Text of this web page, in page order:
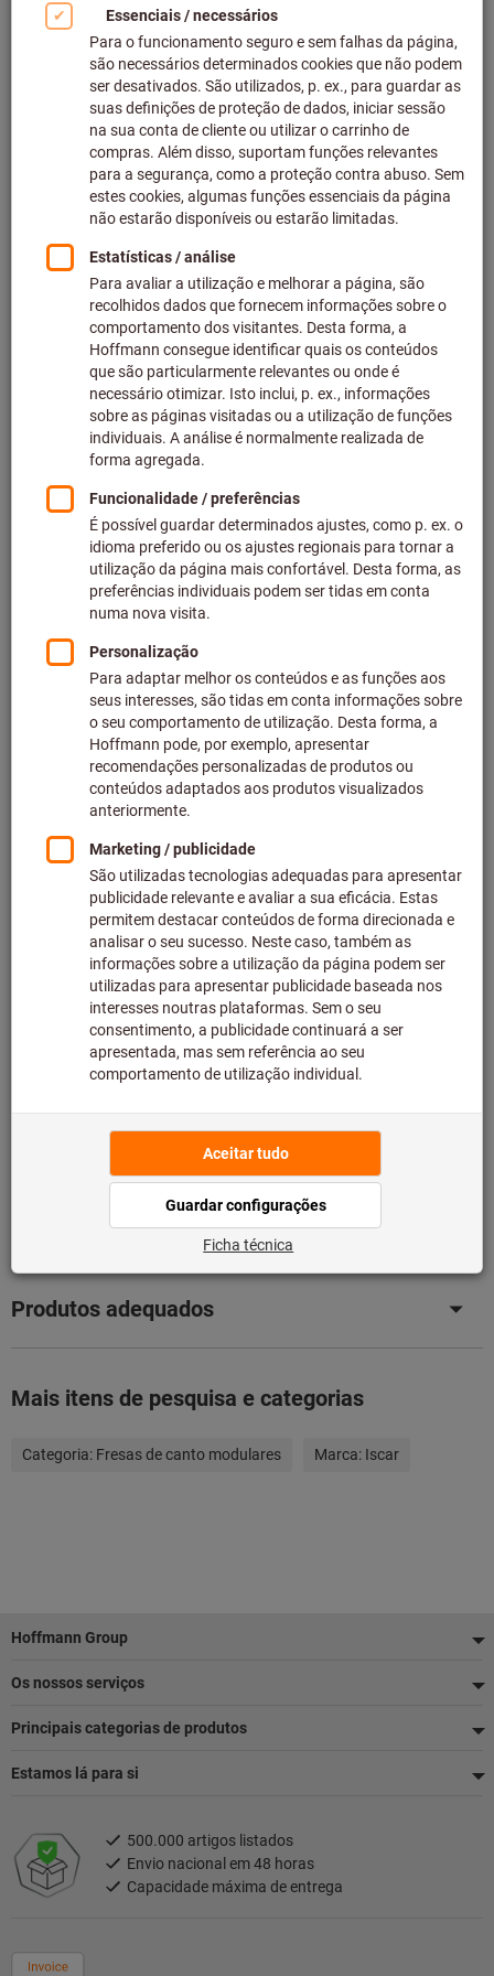
Clicar para aumentar imagem
Preço por 1 Peça
mais IVA à taxa atualPreços mais custos de entrega
Preços individuais para clientes empresariais após
sessão.
Quantidade
Prazo de entrega aprox.: 6-8 semanas
Tenha em atenção o prazo de entrega e recomendação:
Efetuamos o pedido deste artigo diretamente ao
fabricante, uma vez que não faz parte da nossa gama
principal e, como tal, não temos em stock.
Adicionar à lista de desejos Partilhar artigo
Detalhes dos produtos
Produtos adequados
Mais itens de pesquisa e categorias
Categoria: Fresas de canto modulares Marca: Iscar
Rodapé
Hoffmann Group
Os nossos serviços
Principais categorias de produtos
Estamos lá para si
500.000 artigos listados
Envio nacional em 48 horas
Capacidade máxima de entrega